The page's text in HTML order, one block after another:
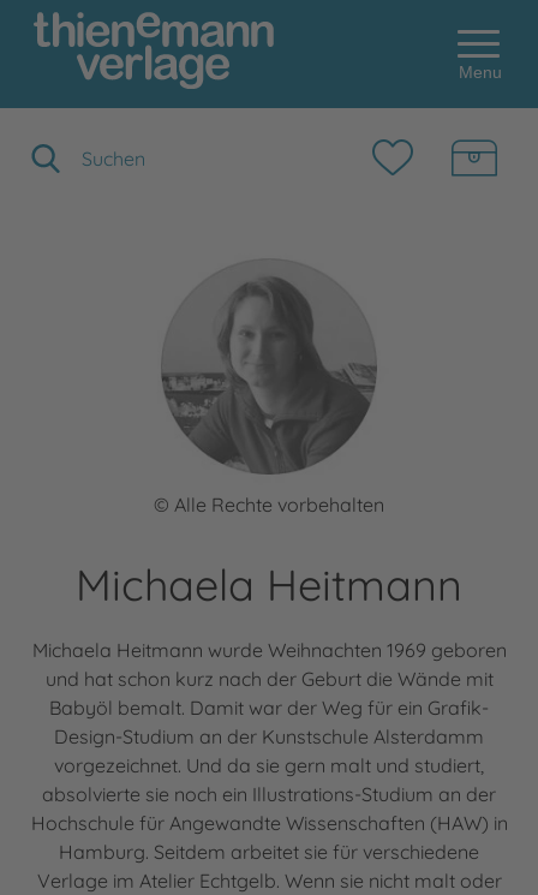
Menu
© Alle Rechte vorbehalten
Michaela Heitmann
Michaela Heitmann wurde Weihnachten 1969 geboren
und hat schon kurz nach der Geburt die Wände mit
Babyöl bemalt. Damit war der Weg für ein Grafik-
Design-Studium an der Kunstschule Alsterdamm
vorgezeichnet. Und da sie gern malt und studiert,
absolvierte sie noch ein Illustrations-Studium an der
Hochschule für Angewandte Wissenschaften (HAW) in
Hamburg. Seitdem arbeitet sie für verschiedene
Verlage im Atelier Echtgelb. Wenn sie nicht malt oder